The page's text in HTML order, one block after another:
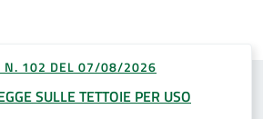
N. 102 DEL 07/08/2026
SULLE TETTOIE PER USO